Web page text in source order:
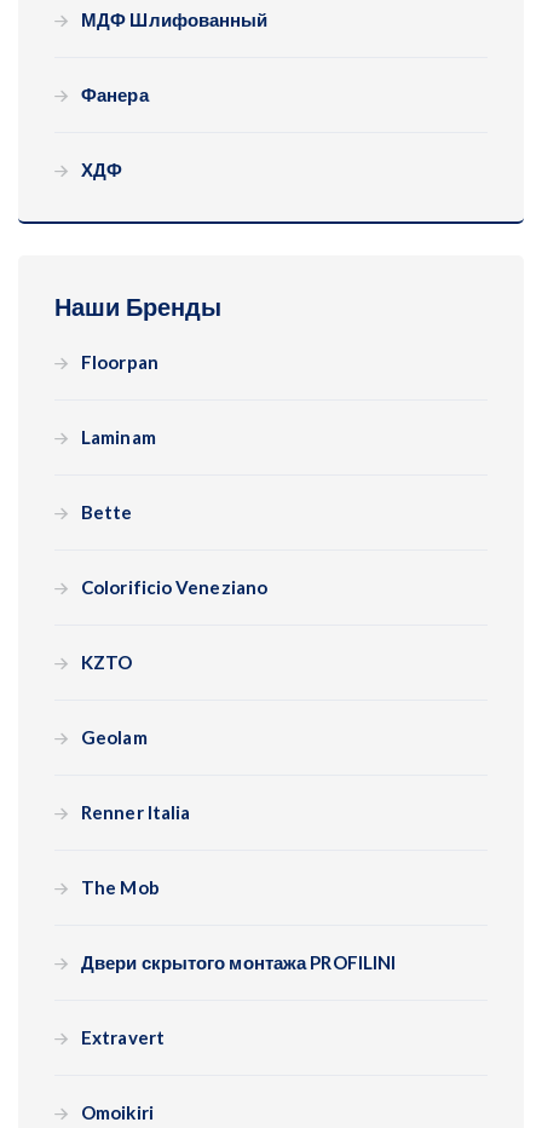
МДФ Шлифованный
Фанера
ХДФ
Наши Бренды
Floorpan
Laminam
Bette
Colorificio Veneziano
KZTO
Geolam
Renner Italia
The Mob
Двери скрытого монтажа PROFILINI
Extravert
Omoikiri